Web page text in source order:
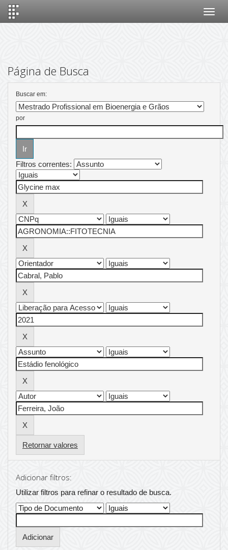
Página de Busca
Buscar em:
por
Filtros correntes:
Retornar valores
Adicionar filtros:
Utilizar filtros para refinar o resultado de busca.